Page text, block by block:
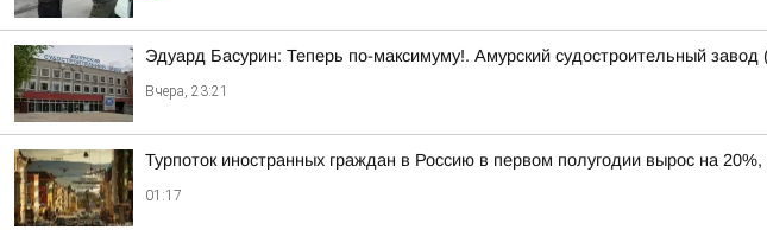
Эдуард Басурин: Теперь по-максимуму!. Амурский судостроительный
Вчера, 23:21
Турпоток иностранных граждан в Россию в первом полугодии вырос на
01:17